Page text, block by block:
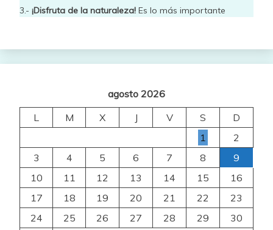
3.- ¡Disfruta de la naturaleza! Es lo más importante
agosto 2026
L
M X J V S
D
1
2
3
4 5 6 7 8
9
10
11 12 13 14 15
16
17
18 19 20 21 22
23
24
25 26 27 28 29
30